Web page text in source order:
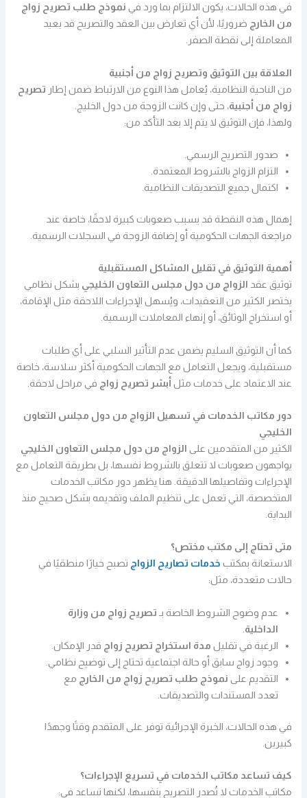
في هذه الحالات، يكون الالتزام بما ورد في نموذج طلب تصريح زواج
من الخارج ضروريًا، لأن أي تعارض بين العقد والتصريح قد يعيد
المعاملة إلى نقطة الصفر.
العلاقة بين التوثيق وتصريح زواج من أجنبية
من الناحية النظامية، يُعامل هذا النوع من الارتباط ضمن إطار تصريح
زواج من أجنبية، حتى وإن كانت الزوجة من دول الخليج.
ولهذا، فإن التوثيق لا يتم إلا بعد التأكد من:
صدور التصريح الرسمي.
التزام الزواج بالشروط المعتمدة.
اكتمال جميع التصديقات النظامية.
إهمال هذه النقطة قد يسبب صعوبات كبيرة لاحقًا، خاصة عند
مراجعة الجهات الحكومية أو إضافة الزوجة في السجلات الرسمية.
أهمية التوثيق في تقليل المشاكل المستقبلية
توثيق عقد الزواج من دول مجلس التعاون الخليجي بشكل نظامي
يختصر الكثير من التعقيدات، ويُسهل الإجراءات اللاحقة مثل الإقامة،
أو استخراج الوثائق، أو إنهاء المعاملات الرسمية.
كما أن التوثيق السليم يضمن عدم التأثير السلبي على أي طلبات
مستقبلية، ويجعل التعامل مع الجهات الحكومية أكثر سلاسة، خاصة
عند الاعتماد على خدمات مثل أبشر تصريح زواج في مراحل لاحقة.
دور مكاتب الخدمات في تسهيل الزواج من دول مجلس التعاون
الخليجي
الكثير من المتقدمين على الزواج من دول مجلس التعاون الخليجي
يواجهون صعوبات لا تتعلق بالشروط نفسها، بل بطريقة التعامل مع
الإجراءات وتفاصيلها الدقيقة. هنا يظهر دور مكاتب الخدمات
المتخصصة، التي تعمل على تنظيم الملف وتقديمه بشكل صحيح منذ
البداية.
متى تحتاج إلى مكتب مختص؟
الاستعانة بمكتب خدمات تصاريح الزواج تصبح خيارًا منطقيًا في
حالات متعددة، مثل:
عدم وضوح الشروط الخاصة بـ تصريح زواج من وزارة
الداخلية
الرغبة في تقليل مدة استخراج تصريح زواج قدر الإمكان.
وجود زواج سابق أو حالة اجتماعية تحتاج إلى توضيح نظامي.
التقديم على نموذج طلب تصريح زواج من الخارج مع
تعدد المستندات والتصديقات.
في هذه الحالات، الخبرة الإجرائية توفر على المتقدم وقتًا وجهدًا
كبيرين.
كيف تساعد مكاتب الخدمات في تسريع الإجراءات؟
مكاتب الخدمات لا تُصدر التصريح بنفسها، لكنها تساعد في: